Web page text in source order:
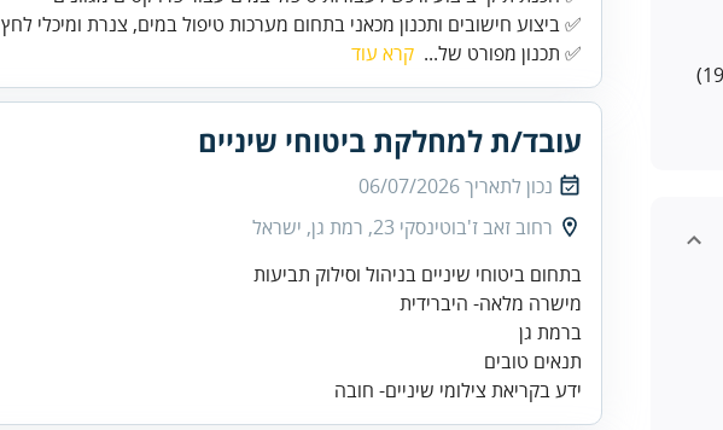
✅ ביצוע חישובים ותכנון מכאני בתחום מערכות טיפול במים, צנרת ומיכלי לחץ
✅ תכנון מפורט של... קרא עוד
עובד/ת למחלקת ביטוחי שיניים
נכון לתאריך06/07/2026
רחוב זאב ז'בוטינסקי 23, רמת גן, ישראל
ידע בקריאת צילומי שיניים- חובה